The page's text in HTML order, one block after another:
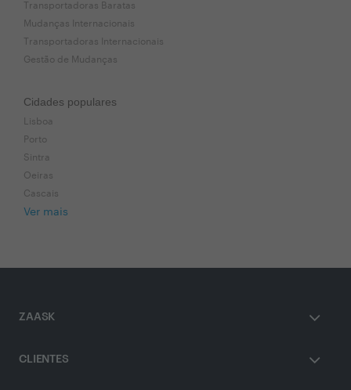
Transportadoras Baratas
Mudanças Internacionais
Transportadoras Internacionais
Gestão de Mudanças
Cidades populares
Lisboa
Porto
Sintra
Oeiras
Cascais
Ver mais
ZAASK
CLIENTES